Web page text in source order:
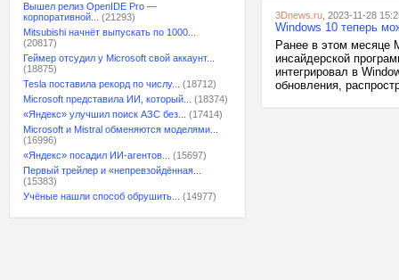
Вышел релиз OpenIDE Pro —
корпоративной...
(21293)
Mitsubishi начнёт выпускать по 1000...
(20817)
Геймер отсудил у Microsoft свой аккаунт...
(18875)
Tesla поставила рекорд по числу...
(18712)
Microsoft представила ИИ, который...
(18374)
«Яндекс» улучшил поиск АЗС без...
(17414)
Microsoft и Mistral обменяются моделями...
(16996)
«Яндекс» посадил ИИ-агентов...
(15697)
Первый трейлер и «непревзойдённая...
(15383)
Учёные нашли способ обрушить...
(14977)
3Dnews.ru , 2023-11-28
Windows 10 теперь
Ранее в этом месяце
инсайдерской
интегрировал в
обновления,